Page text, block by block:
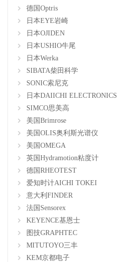
德国Optris
日本EYE岩崎
日本OJIDEN
日本USHIO牛尾
日本Werka
SIBATA柴田科学
SONIC索尼克
日本DAIICHI ELECTRONICS
SIMCO思美高
美国Brimrose
美国OLIS奥利斯光谱仪
美国OMEGA
英国Hydramotion粘度计
德国RHEOTEST
爱知时计AICHI TOKEI
意大利FINDER
法国Sensorex
KEYENCE基恩士
图技GRAPHTEC
MITUTOYO三丰
KEM京都电子